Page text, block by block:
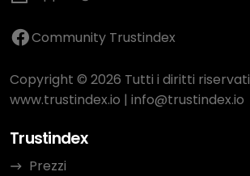
Community Trustindex
Copyright © 2026 Tutti i diritti riservati
www.trustindex.io | info@trustindex.io
Trustindex
Prezzi